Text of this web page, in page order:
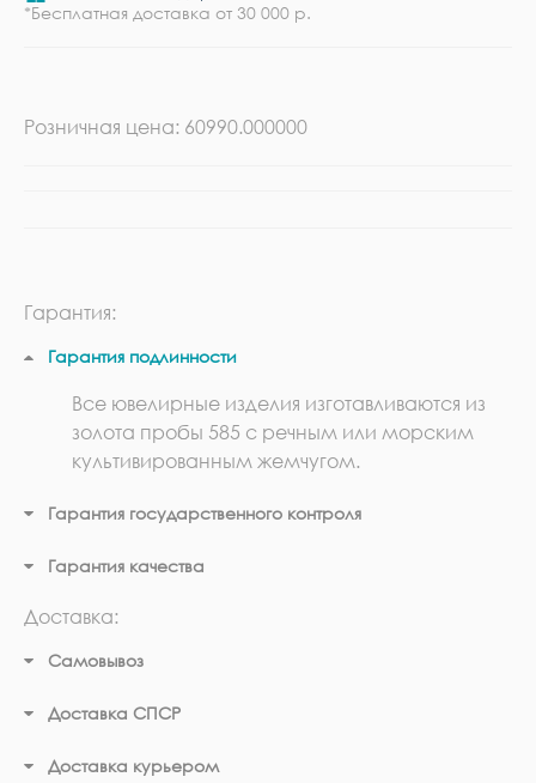
*Бесплатная доставка от 30 000 р.
Розничная цена: 60990.000000
Гарантия:
Гарантия подлинности
Все ювелирные изделия изготавливаются из
золота пробы 585 с речным или морским
культивированным жемчугом.
Гарантия государственного контроля
Гарантия качества
Доставка:
Самовывоз
Доставка СПСР
Доставка курьером